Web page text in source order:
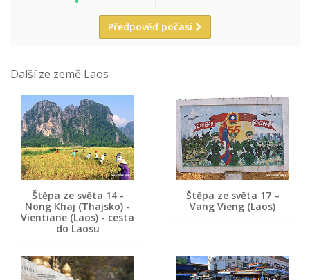
Předpověď počasí
Další ze země Laos
Štěpa ze světa 14 -
Nong Khaj (Thajsko) -
Vientiane (Laos) - cesta
do Laosu
Štěpa ze světa 17 –
Vang Vieng (Laos)